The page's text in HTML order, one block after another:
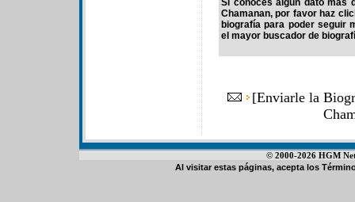
Si conoces algún dato más
Chamanan, por favor haz
biografía para poder seguir
el mayor buscador de
[Enviarle la
© 2000-2026 HGM
Al visitar estas páginas, acepta los